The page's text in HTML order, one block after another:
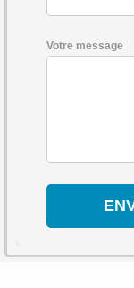
Votre message